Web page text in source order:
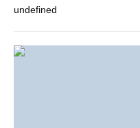
undefined